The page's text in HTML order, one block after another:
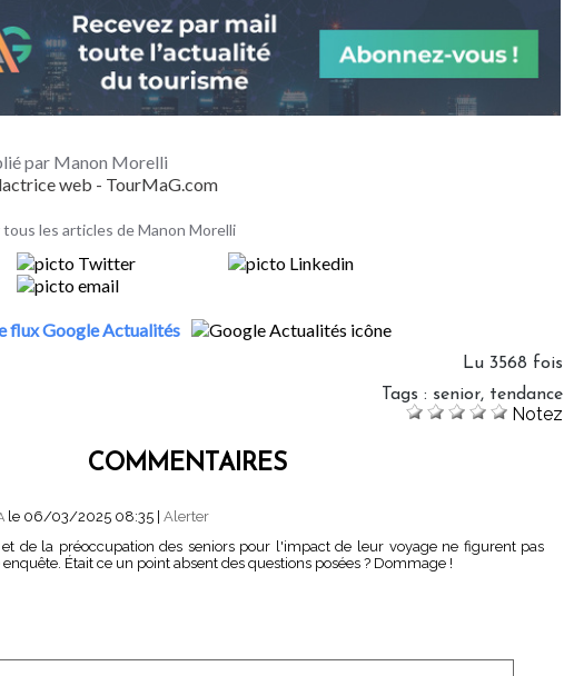
par Manon Morelli
web - TourMaG.com
tous les articles de Manon Morelli
flux Google Actualités
Lu 3568 fois
Tags : senior, tendance
Notez
COMMENTAIRES
le 06/03/2025 08:35 | Alerter
de la préoccupation des seniors pour l'impact de leur voyage ne figurent pas
Était ce un point absent des questions posées ? Dommage !